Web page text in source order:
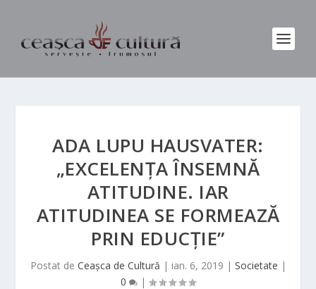
ADA LUPU HAUSVATER:
„EXCELENȚA ÎNSEMNĂ
ATITUDINE. IAR
ATITUDINEA SE FORMEAZĂ
PRIN EDUCȚIE”
Postat de Ceașca de Cultură | ian. 6, 2019 | Societate |
0
|